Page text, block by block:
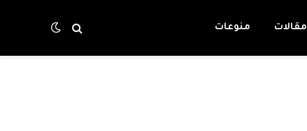
مقالات منوعات